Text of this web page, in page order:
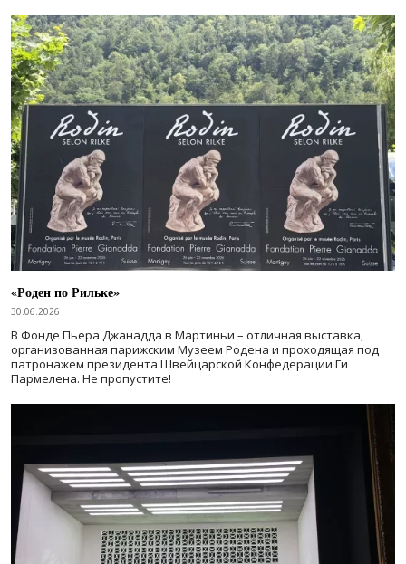
«Роден по Рильке»
30.06.2026
В Фонде Пьера Джанадда в Мартиньи – отличная выставка,
организованная парижским Музеем Родена и проходящая под
патронажем президента Швейцарской Конфедерации Ги
Пармелена. Не пропустите!